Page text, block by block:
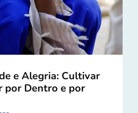
e Alegria: Cultivar
por Dentro e por